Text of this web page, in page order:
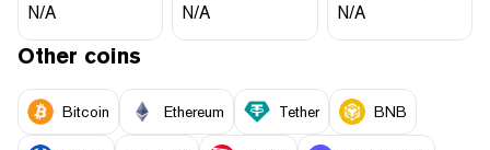
N/A N/A N/A
Other coins
Bitcoin Ethereum Tether BNB